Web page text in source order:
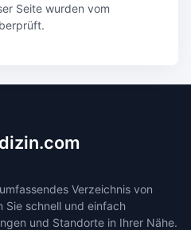
Seite wurden vom
Verzeichnis von
Sie schnell und einfach
und Standorte in Ihrer Nähe.